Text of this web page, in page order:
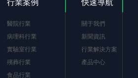
行業案例
醫院行業
病理科行業
實驗室行業
殯葬行業
食品行業
快速導航
關于我們
新聞資訊
行業解決方案
產品中心